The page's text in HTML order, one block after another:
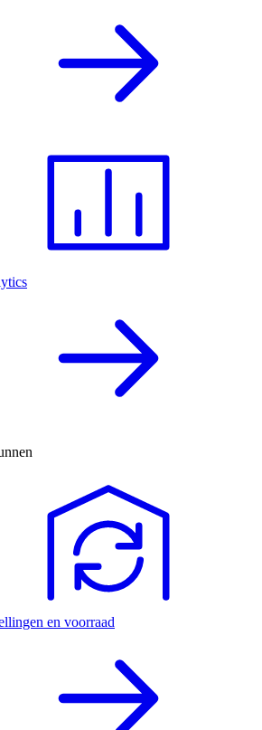
en voorraad